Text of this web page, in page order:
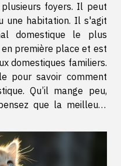
foyers. Il peut
une habitation. Il s'agit
domestique le plus
première place et est
domestiques familiers.
pour savoir comment
Qu’il mange peu,
que la meilleure